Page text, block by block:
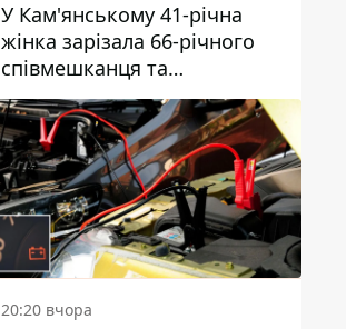
У Кам'янському 41-річна
жінка зарізала 66-річного
співмешканця та
намагалась обманути
поліцейських
20:20 вчора